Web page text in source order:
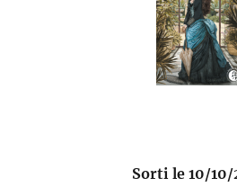
Sorti le 10/10/